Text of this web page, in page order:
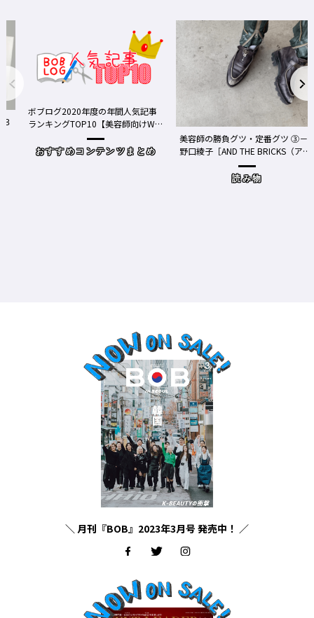
ボブログ2020年度の年間人気記事
ランキングTOP10【美容師向けWe
おすすめコンテンツまとめ
美容師の勝負グツ・定番グツ ③－
野口綾子［AND THE BRICKS（アン
ドザブリックス）／神奈川県鎌倉
読み物
＼ 月刊『BOB』2023年3月号 発売中！ ／